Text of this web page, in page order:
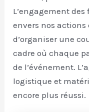
L’engagement
envers nos
d’organiser une
cadre où chaque
de l’événement.
logistique et
encore plus réussi.